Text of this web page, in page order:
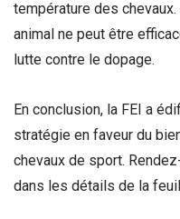
température des
animal ne peut être
lutte contre le dopage.
En conclusion, la FEI a
stratégie en faveur du
chevaux de sport.
dans les détails de la